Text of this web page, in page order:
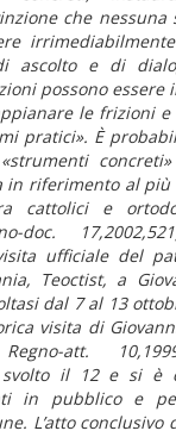
che
ascolto e di
possono essere
le frizioni
pratici». È
in riferimento al più
cattolici e
doc.
ufficiale del
Teoctist, a
dal 7 al 13
visita di
att.
svolto il 12 e si è
in pubblico e
L’atto